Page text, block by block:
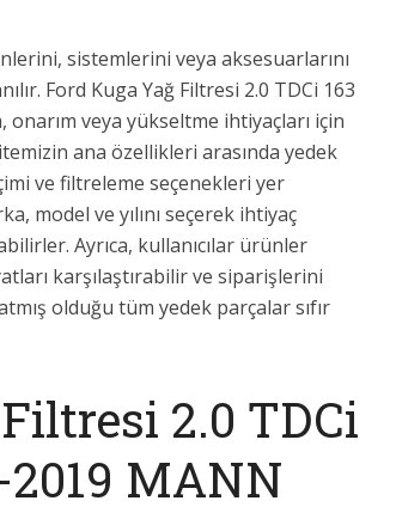
sistemlerini veya aksesuarlarını
Ford Kuga Yağ Filtresi 2.0 TDCi 163
onarım veya yükseltme ihtiyaçları için
ana özellikleri arasında yedek
ve filtreleme seçenekleri yer
model ve yılını seçerek ihtiyaç
Ayrıca, kullanıcılar ürünler
karşılaştırabilir ve siparişlerini
olduğu tüm yedek parçalar sıfır
2.0 TDCi
2019 MANN